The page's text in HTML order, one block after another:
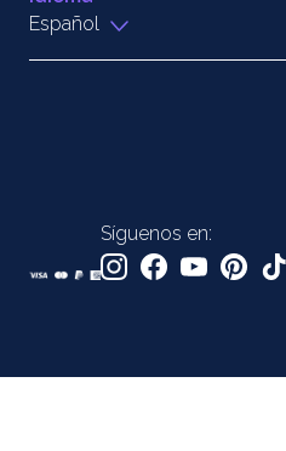
Español
Síguenos en: